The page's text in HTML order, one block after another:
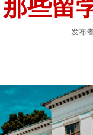
那些留
发布